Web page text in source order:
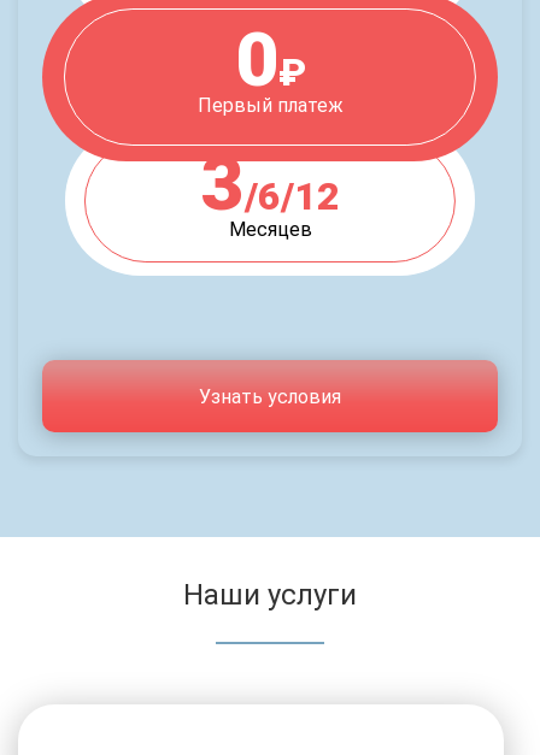
0₽
Первый платеж
3/6/12
Месяцев
Узнать условия
Наши услуги